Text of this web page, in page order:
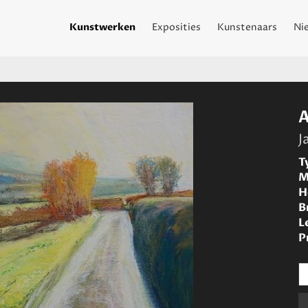
Kunstwerken Exposities Kunstenaars